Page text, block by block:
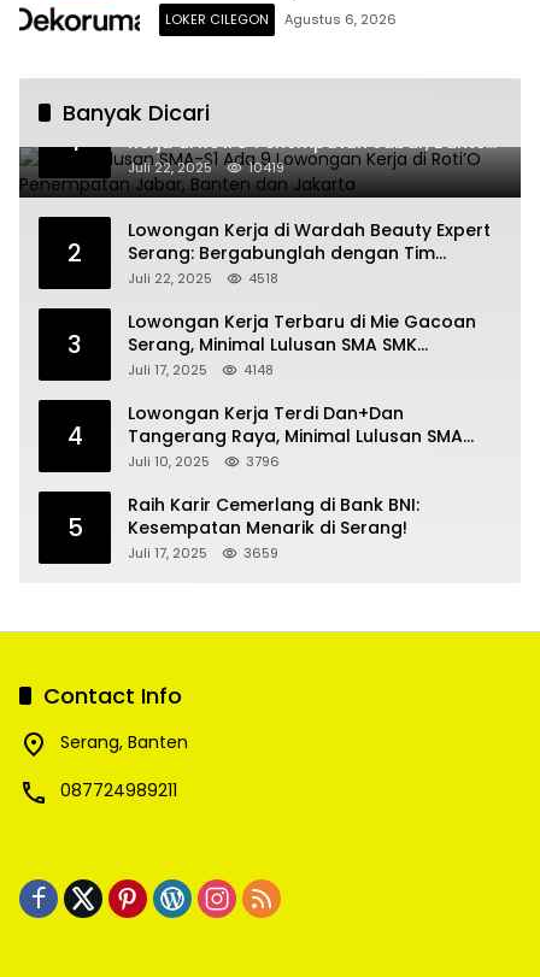
LOKER CILEGON Agustus 6, 2026
Banyak Dicari
1
Untuk Lulusan SMA-S1 Ada 9 Lowongan
Kerja di Roti’O Penempatan Jabar, Banten
dan Jakarta
Juli 22, 2025 10419
2
Lowongan Kerja di Wardah Beauty Expert
Serang: Bergabunglah dengan Tim
Kecantikan
Juli 22, 2025 4518
3
Lowongan Kerja Terbaru di Mie Gacoan
Serang, Minimal Lulusan SMA SMK
Sederajat
Juli 17, 2025 4148
4
Lowongan Kerja Terdi Dan+Dan
Tangerang Raya, Minimal Lulusan SMA
SMK
Juli 10, 2025 3796
5
Raih Karir Cemerlang di Bank BNI:
Kesempatan Menarik di Serang!
Juli 17, 2025 3659
Contact Info
Serang, Banten
087724989211